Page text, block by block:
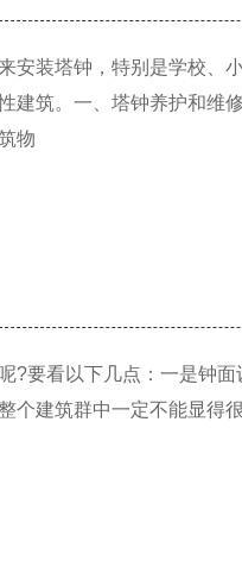
装塔钟，特别是学校、
建筑。一、塔钟养护和维
物
?要看以下几点：一是钟
个建筑群中一定不能显得